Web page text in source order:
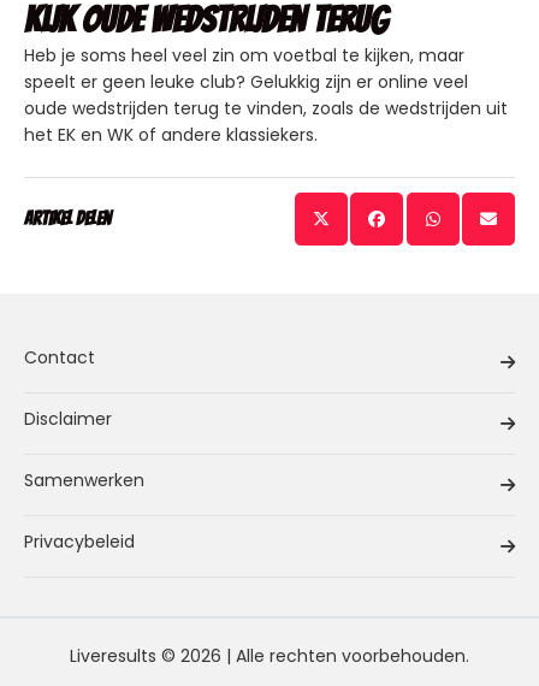
Kijk oude wedstrijden terug
Heb je soms heel veel zin om voetbal te kijken, maar
speelt er geen leuke club? Gelukkig zijn er online veel
oude wedstrijden terug te vinden, zoals de wedstrijden uit
het EK en WK of andere klassiekers.
Artikel delen
Contact
Disclaimer
Samenwerken
Privacybeleid
Liveresults © 2026 | Alle rechten voorbehouden.